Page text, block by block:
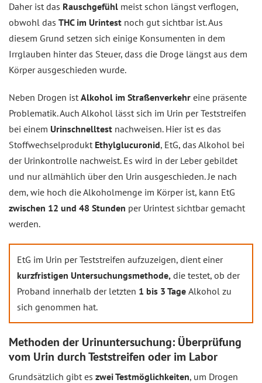
Daher ist das Rauschgefühl meist schon längst verflogen,
obwohl das THC im Urintest noch gut sichtbar ist. Aus
diesem Grund setzen sich einige Konsumenten in dem
Irrglauben hinter das Steuer, dass die Droge längst aus dem
Körper ausgeschieden wurde.
Neben Drogen ist Alkohol im Straßenverkehr eine präsente
Problematik. Auch Alkohol lässt sich im Urin per Teststreifen
bei einem Urinschnelltest nachweisen. Hier ist es das
Stoffwechselprodukt Ethylglucuronid, EtG, das Alkohol bei
der Urinkontrolle nachweist. Es wird in der Leber gebildet
und nur allmählich über den Urin ausgeschieden. Je nach
dem, wie hoch die Alkoholmenge im Körper ist, kann EtG
zwischen 12 und 48 Stunden per Urintest sichtbar gemacht
werden.
EtG im Urin per Teststreifen aufzuzeigen, dient einer
kurzfristigen Untersuchungsmethode, die testet, ob der
Proband innerhalb der letzten 1 bis 3 Tage Alkohol zu
sich genommen hat.
Methoden der Urinuntersuchung: Überprüfung
vom Urin durch Teststreifen oder im Labor
Grundsätzlich gibt es zwei Testmöglichkeiten, um Drogen